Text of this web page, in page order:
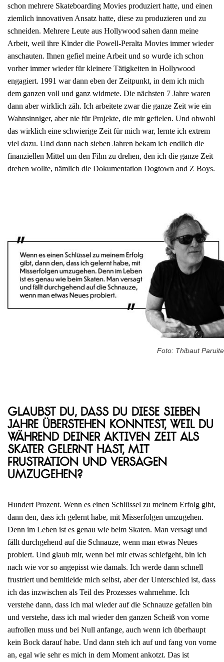
schon mehrere Skateboarding Movies produziert hatte, und einen
ziemlich innovativen Ansatz hatte, diese zu produzieren und zu
schneiden. Mehrere Leute aus Hollywood sahen dann meine
Arbeit, weil ihre Kinder die Powell-Peralta Movies immer wieder
anschauten. Ihnen gefiel meine Arbeit und so wurde ich schon
vorher immer wieder für kleinere Tätigkeiten in Hollywood
engagiert. 1991 war dann eben der Zeitpunkt, in dem ich mich
dem ganzen voll und ganz widmete. Die nächsten 7 Jahre waren
dann aber wirklich zäh. Ich arbeitete zwar die ganze Zeit wie ein
Wahnsinniger, aber nie für Projekte, die mir gefielen. Und obwohl
das wirklich eine schwierige Zeit für mich war, lernte ich extrem
viel dazu. Und dann nach sieben Jahren bekam ich endlich die
finanziellen Mittel um den Film zu drehen, den ich die ganze Zeit
drehen wollte, nämlich die Dokumentation Dogtown and Z Boys.
Foto: Thibaut Paruite
Glaubst du, dass du diese sieben
Jahre überstehen konntest, weil du
während deiner aktiven Zeit als
Skater gelernt hast, mit
Frustration und Versagen
umzugehen?
Hundert Prozent. Wenn es einen Schlüssel zu meinem Erfolg gibt,
dann den, dass ich gelernt habe, mit Misserfolgen umzugehen.
Denn im Leben ist es genau wie beim Skaten. Man versagt und
fällt durchgehend auf die Schnauze, wenn man etwas Neues
probiert. Und glaub mir, wenn bei mir etwas schiefgeht, bin ich
nach wie vor so angepisst wie damals. Ich werde dann schnell
frustriert und bemitleide mich selbst, aber der Unterschied ist, dass
ich das inzwischen als Teil des Prozesses wahrnehme. Ich
verstehe dann, dass ich mal wieder auf die Schnauze gefallen bin
und verstehe, dass ich mal wieder den ganzen Scheiß von vorne
aufrollen muss und bei Null anfange, auch wenn ich überhaupt
kein Bock darauf habe. Und dann steh ich auf und fang von vorne
an, egal wie sehr es mich in dem Moment ankotzt. Das ist